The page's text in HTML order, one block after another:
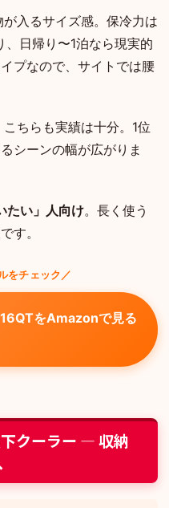
入るサイズ感。保冷力は
日帰り〜1泊なら現実的
プなので、サイトでは腰
ちらも実績は十分。1位
シーンの幅が広がりま
たい」人向け。長く使う
す。
をチェック／
をAmazonで見る
クーラー — 収納